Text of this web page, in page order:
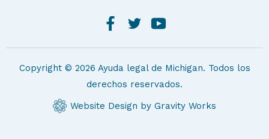
Copyright © 2026 Ayuda legal de Michigan. Todos los
derechos reservados.
Website Design by Gravity Works